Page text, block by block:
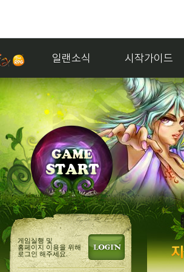
일랜소식 시작가이드
게임실행 및
홈페이지 이용을 위해
로그인 해주세요.
거래